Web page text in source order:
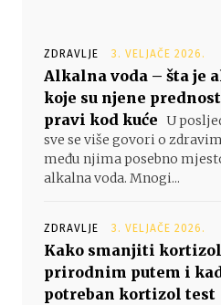
ZDRAVLJE 3. VELJAČE 2026.
Alkalna voda – šta je
koje su njene
pravi kod kuće U
sve se više govori o
među njima posebno
alkalna voda. Mnogi...
ZDRAVLJE 3. VELJAČE 2026.
Kako smanjiti
prirodnim putem i
potreban kortizol test